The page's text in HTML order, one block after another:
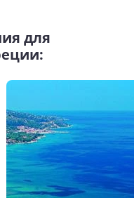
для